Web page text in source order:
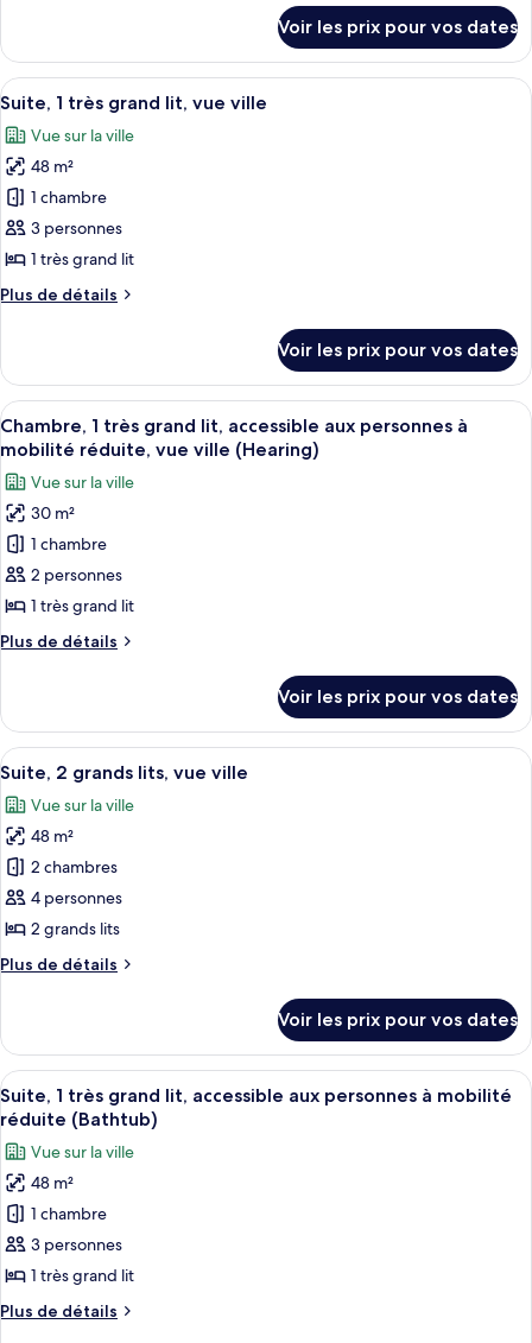
balcon
(Hearing)
très
grand
lit,
vue
ville
le
type
de
Chambre,
très
grand
lit,
vue
ville
Voir les prix pour vos dates
Afficher
toutes
les
photos
pour
ce
type
chambre :
très
grand
lit,
vue
ville
Une chambre d’hôtel avec un lit,
5
Suite, 1 très grand lit, vue ville
Vue sur la ville
48 m²
1 chambre
3 personnes
1 très grand lit
Plus de détails
Plus
le
type
de
chambre
très
grand
lit,
vue
Voir les prix pour vos dates
Afficher
toutes
les
photos
pour
ce
type
de
chambre :
Chambre,
très
grand
lit,
accessible
aux
personnes
à
mobilité
réduite,
vue
Une chambre d’hôtel avec un grand
7
Chambre, 1 très grand lit, accessible aux personnes à
mobilité réduite, vue ville (Hearing)
Vue sur la ville
30 m²
1 chambre
2 personnes
1 très grand lit
Plus de détails
Plus
le
type
de
Chambre,
très
grand
lit,
accessible
aux
personnes
vue
ville
(Hearing)
Voir les prix pour vos dates
Afficher
toutes
les
photos
pour
ce
type
chambre :
grands
lits,
vue
ville
Une chambre d’hôtel moderne
7
Suite, 2 grands lits, vue ville
Vue sur la ville
48 m²
2 chambres
4 personnes
2 grands lits
Plus de détails
Plus
le
type
de
chambre
2
grands
lits,
vue
ville
Voir les prix pour vos dates
Afficher
toutes
les
photos
pour
ce
type
de
chambre :
Suite,
Une chambre d’hôtel avec un lit,
5
Suite, 1 très grand lit, accessible aux personnes à mobilité
réduite (Bathtub)
Vue sur la ville
48 m²
1 chambre
3 personnes
1 très grand lit
Plus de détails
Plus